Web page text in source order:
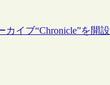
イブ“Chronicle”を開設